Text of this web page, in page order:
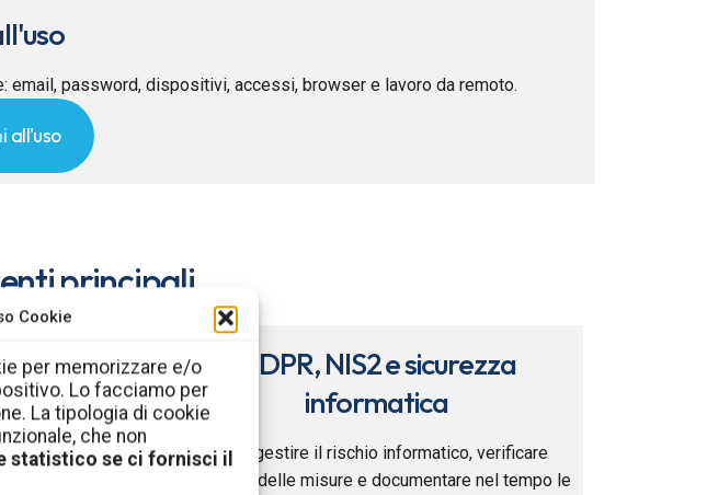
Cookie
per memorizzare e/o
Lo facciamo per
La tipologia di cookie
che non
statistico se ci fornisci il
password, dispositivi, accessi, browser e lavoro da remoto.
all'uso
principali
pratici per aiutare
a ridurre i
GDPR, NIS2 e sicurezza
informatica
Come gestire il rischio informatico, verificare
l’efficacia delle misure e documentare nel tempo le